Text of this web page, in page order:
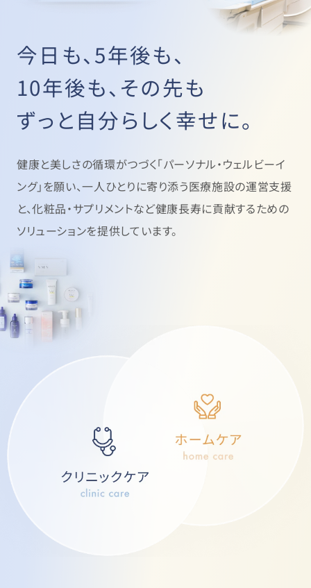
今日も、5年後も、
10年後も、その先も
ずっと自分らしく幸せに。
健康と美しさの循環がつづく「パーソナル・ウェルビーイ
ング」を願い、一人ひとりに寄り添う医療施設の運営支援
と、化粧品・サプリメントなど健康長寿に貢献するための
ソリューションを提供しています。